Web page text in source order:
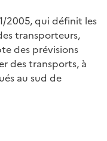
2005, qui définit les
transporteurs,
des prévisions
des transports, à
au sud de